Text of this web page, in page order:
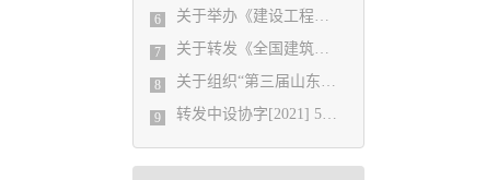
6 关于举办《建设工程消防设计审查验收管理暂行规定》实施细则宣贯与第三方消防服务机构检测验收全过程实务操作专题培训班的通知
7 关于转发《全国建筑设计行业创新创优学术峰会11月13日在重庆召开》的通知
8 关于组织“第三届山东省城市建设博览会”集中观展活动的通知
9 转发中设协字[2021] 52号关于印发《工程勘察、建筑设计行业和市政公用工程优秀勘察设计奖评选办法》的通知